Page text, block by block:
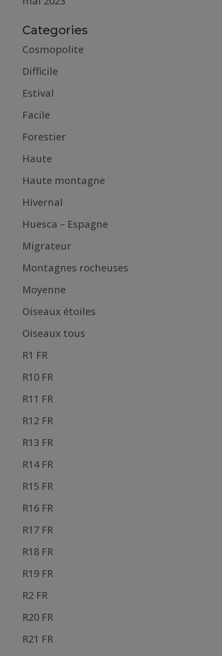
Categories
Cosmopolite
Difficile
Estival
Facile
Forestier
Haute
Haute montagne
Hivernal
Huesca – Espagne
Migrateur
Montagnes rocheuses
Moyenne
Oiseaux étoiles
Oiseaux tous
R1 FR
R10 FR
R11 FR
R12 FR
R13 FR
R14 FR
R15 FR
R16 FR
R17 FR
R18 FR
R19 FR
R2 FR
R20 FR
R21 FR